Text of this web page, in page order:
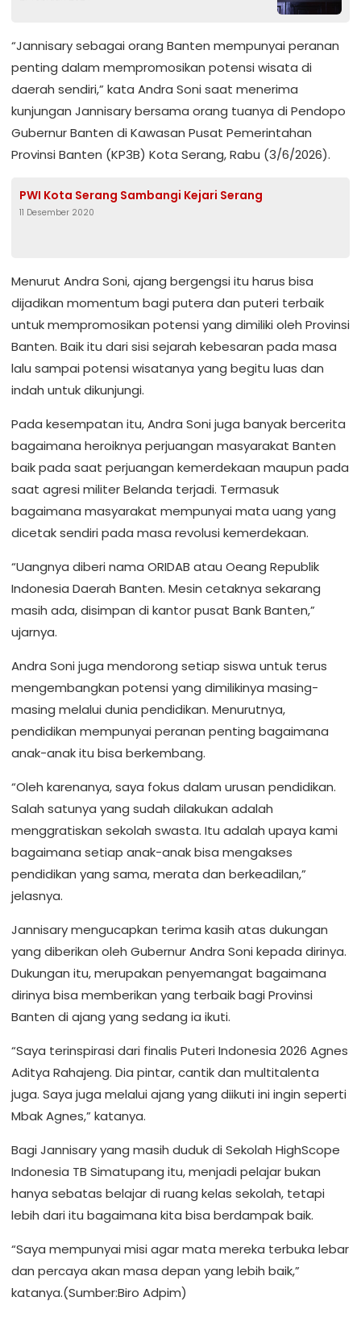
“Jannisary sebagai orang Banten mempunyai peranan
penting dalam mempromosikan potensi wisata di
daerah sendiri,” kata Andra Soni saat menerima
kunjungan Jannisary bersama orang tuanya di Pendopo
Gubernur Banten di Kawasan Pusat Pemerintahan
Provinsi Banten (KP3B) Kota Serang, Rabu (3/6/2026).
PWI Kota Serang Sambangi Kejari Serang
11 Desember 2020
Menurut Andra Soni, ajang bergengsi itu harus bisa
dijadikan momentum bagi putera dan puteri terbaik
untuk mempromosikan potensi yang dimiliki oleh Provinsi
Banten. Baik itu dari sisi sejarah kebesaran pada masa
lalu sampai potensi wisatanya yang begitu luas dan
indah untuk dikunjungi.
Pada kesempatan itu, Andra Soni juga banyak bercerita
bagaimana heroiknya perjuangan masyarakat Banten
baik pada saat perjuangan kemerdekaan maupun pada
saat agresi militer Belanda terjadi. Termasuk
bagaimana masyarakat mempunyai mata uang yang
dicetak sendiri pada masa revolusi kemerdekaan.
“Uangnya diberi nama ORIDAB atau Oeang Republik
Indonesia Daerah Banten. Mesin cetaknya sekarang
masih ada, disimpan di kantor pusat Bank Banten,”
ujarnya.
Andra Soni juga mendorong setiap siswa untuk terus
mengembangkan potensi yang dimilikinya masing-
masing melalui dunia pendidikan. Menurutnya,
pendidikan mempunyai peranan penting bagaimana
anak-anak itu bisa berkembang.
“Oleh karenanya, saya fokus dalam urusan pendidikan.
Salah satunya yang sudah dilakukan adalah
menggratiskan sekolah swasta. Itu adalah upaya kami
bagaimana setiap anak-anak bisa mengakses
pendidikan yang sama, merata dan berkeadilan,”
jelasnya.
Jannisary mengucapkan terima kasih atas dukungan
yang diberikan oleh Gubernur Andra Soni kepada dirinya.
Dukungan itu, merupakan penyemangat bagaimana
dirinya bisa memberikan yang terbaik bagi Provinsi
Banten di ajang yang sedang ia ikuti.
“Saya terinspirasi dari finalis Puteri Indonesia 2026 Agnes
Aditya Rahajeng. Dia pintar, cantik dan multitalenta
juga. Saya juga melalui ajang yang diikuti ini ingin seperti
Mbak Agnes,” katanya.
Bagi Jannisary yang masih duduk di Sekolah HighScope
Indonesia TB Simatupang itu, menjadi pelajar bukan
hanya sebatas belajar di ruang kelas sekolah, tetapi
lebih dari itu bagaimana kita bisa berdampak baik.
“Saya mempunyai misi agar mata mereka terbuka lebar
dan percaya akan masa depan yang lebih baik,”
katanya.(Sumber:Biro Adpim)